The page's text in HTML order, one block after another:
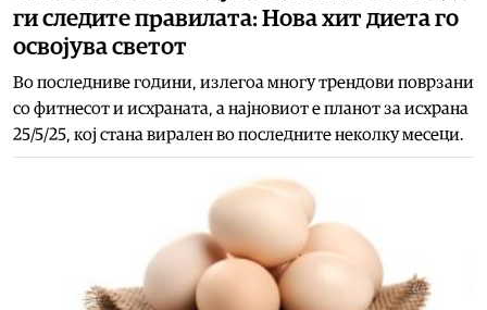
ги следите правилата: Нова хит диета го
освојува светот
Во последниве години, излегоа многу трендови поврзани
со фитнесот и исхраната, а најновиот е планот за исхрана
25/5/25, кој стана вирален во последните неколку месеци.